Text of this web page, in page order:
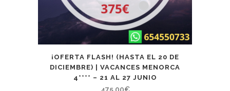
¡OFERTA FLASH! (HASTA EL 20 DE
DICIEMBRE) | VACANCES MENORCA
4**** – 21 AL 27 JUNIO